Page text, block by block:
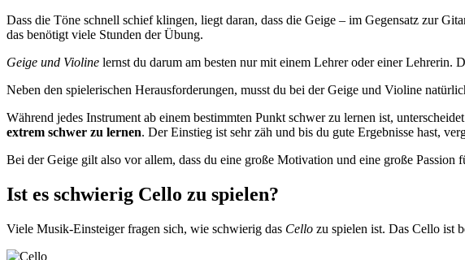
Dass die Töne schnell schief klingen, liegt daran, dass die Geige – im Gegensatz zur
das benötigt viele Stunden der Übung.
Geige und Violine lernst du darum am besten nur mit einem Lehrer oder einer Lehrerin.
Neben den spielerischen Herausforderungen, musst du bei der Geige und Violine
Während jedes Instrument ab einem bestimmten Punkt schwer zu lernen ist,
extrem schwer zu lernen. Der Einstieg ist sehr zäh und bis du gute Ergebnisse hast,
Bei der Geige gilt also vor allem, dass du eine große Motivation und eine große Passion
Ist es schwierig Cello zu spielen?
Viele Musik-Einsteiger fragen sich, wie schwierig das Cello zu spielen ist. Das Cello ist